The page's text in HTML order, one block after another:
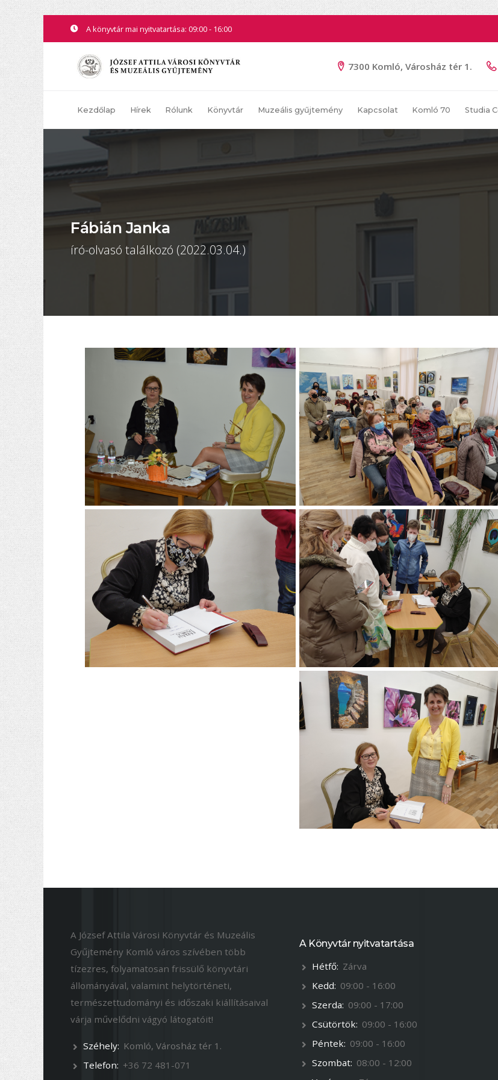
A könyvtár mai nyitvatartása: 09:00 - 16:00
7300 Komló, Városház tér 1.
Kezdőlap Hírek Rólunk Könyvtár Muzeális gyűjtemény Kapcsolat Komló 70 Studia
Fábián Janka
író-olvasó találkozó (2022.03.04.)
A József Attila Városi Könyvtár és Muzeális
Gyűjtemény Komló város szívében több
tízezres, folyamatosan frissülő könyvtári
állományával, valamint helytörténeti,
természettudományi és időszaki kiállításaival
várja művelődni vágyó látogatóit!
Széhely: Komló, Városház tér 1.
Telefon: +36 72 481-071
A Könyvtár nyitvatartása
Hétfő: Zárva
Kedd: 09:00 - 16:00
Szerda: 09:00 - 17:00
Csütörtök: 09:00 - 16:00
Péntek: 09:00 - 16:00
Szombat: 08:00 - 12:00